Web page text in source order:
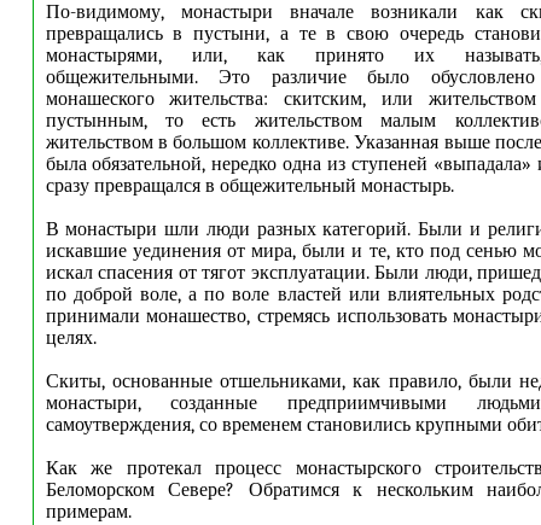
По-видимому, монастыри вначале возникали как
превращались в пустыни, а те в свою очередь
монастырями, или, как принято их
общежительными. Это различие было
монашеского жительства: скитским, или
пустынным, то есть жительством малым
жительством в большом коллективе. Указанная выше
была обязательной, нередко одна из ступеней
сразу превращался в общежительный монастырь.
В монастыри шли люди разных категорий. Были и
искавшие уединения от мира, были и те, кто под сенью
искал спасения от тягот эксплуатации. Были люди,
по доброй воле, а по воле властей или влиятельных
принимали монашество, стремясь использовать
целях.
Скиты, основанные отшельниками, как правило, были
монастыри, созданные предприимчивыми
самоутверждения, со временем становились крупными
Как же протекал процесс монастырского
Беломорском Севере? Обратимся к нескольким
примерам.